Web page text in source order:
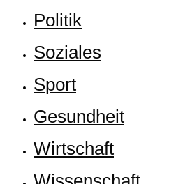
Poli­tik
Sozia­les
Sport
Gesund­heit
Wirt­schaft